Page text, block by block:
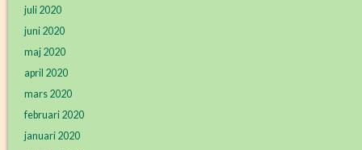
juli 2020
juni 2020
maj 2020
april 2020
mars 2020
februari 2020
januari 2020